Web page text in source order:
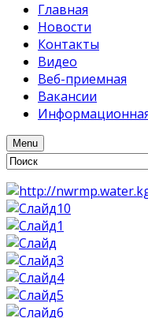
Главная
Новости
Контакты
Видео
Веб-приемная
Вакансии
Menu